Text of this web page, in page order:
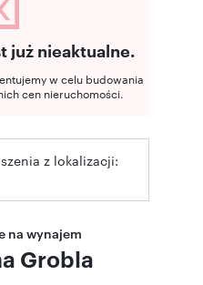
już nieaktualne.
w celu budowania
cen nieruchomości.
z lokalizacji:
na wynajem
Grobla